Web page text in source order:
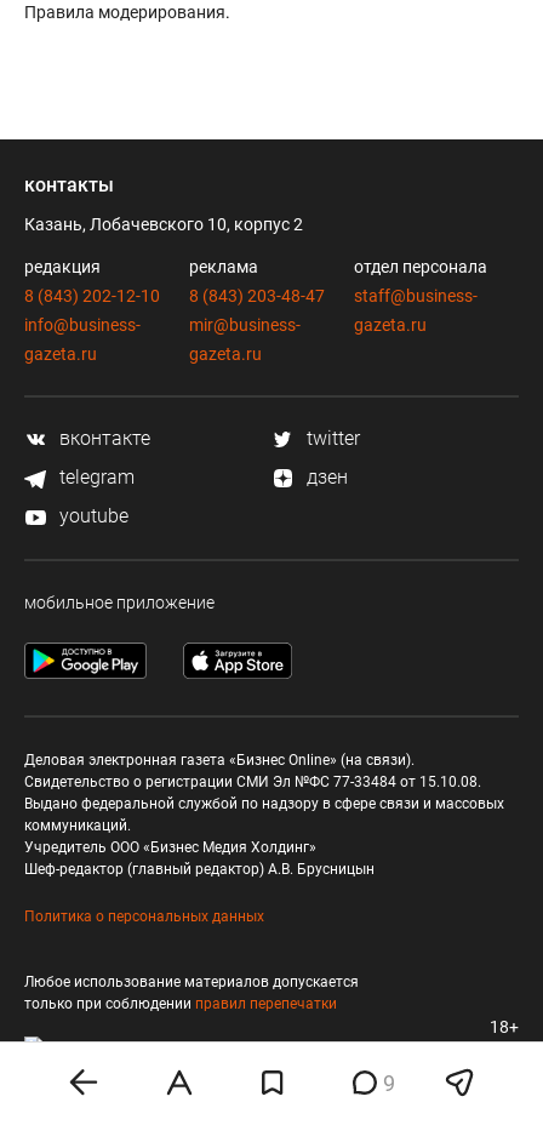
Правила модерирования.
9
контакты
Казань, Лобачевского 10, корпус 2
редакция
8 (843) 202-12-10
info@business-
gazeta.ru
реклама
8 (843) 203-48-47
mir@business-
gazeta.ru
отдел персонала
staff@business-
gazeta.ru
вконтакте
twitter
telegram
дзен
youtube
мобильное приложение
Деловая электронная газета «Бизнес Online» (на связи).
Свидетельство о регистрации СМИ Эл №ФС 77-33484 от 15.10.08.
Выдано федеральной службой по надзору в сфере связи и массовых
коммуникаций.
Учредитель ООО «Бизнес Медия Холдинг»
Шеф-редактор (главный редактор) А.В. Брусницын
Политика о персональных данных
Любое использование материалов допускается
только при соблюдении правил перепечатки
18+